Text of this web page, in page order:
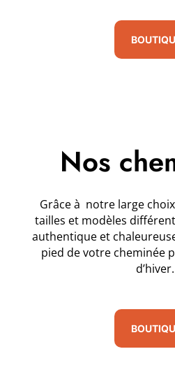
Nos
Grâce à notre large
tailles et modèles
authentique et
pied de votre cheminée
d’hiver.